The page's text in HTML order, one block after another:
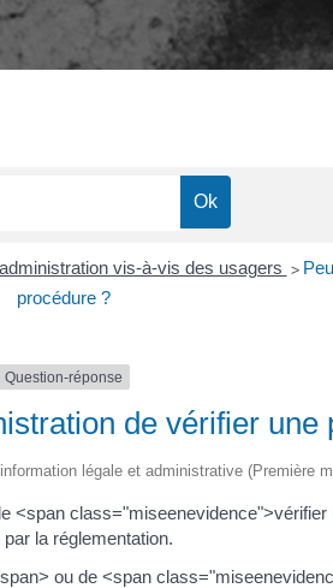
vis-à-vis des usagers >
procédure ?
Question-réponse
de vérifier une
légale et administrative (Première
<span
par la réglementation.
ou de <span